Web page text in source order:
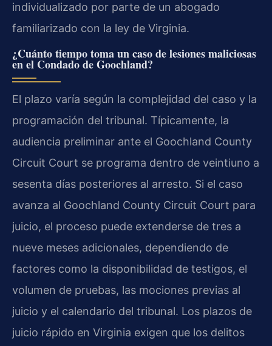
individualizado por parte de un abogado
familiarizado con la ley de Virginia.
¿Cuánto tiempo toma un caso de lesiones maliciosas
en el Condado de Goochland?
El plazo varía según la complejidad del caso y la
programación del tribunal. Típicamente, la
audiencia preliminar ante el Goochland County
Circuit Court se programa dentro de veintiuno a
sesenta días posteriores al arresto. Si el caso
avanza al Goochland County Circuit Court para
juicio, el proceso puede extenderse de tres a
nueve meses adicionales, dependiendo de
factores como la disponibilidad de testigos, el
volumen de pruebas, las mociones previas al
juicio y el calendario del tribunal. Los plazos de
juicio rápido en Virginia exigen que los delitos